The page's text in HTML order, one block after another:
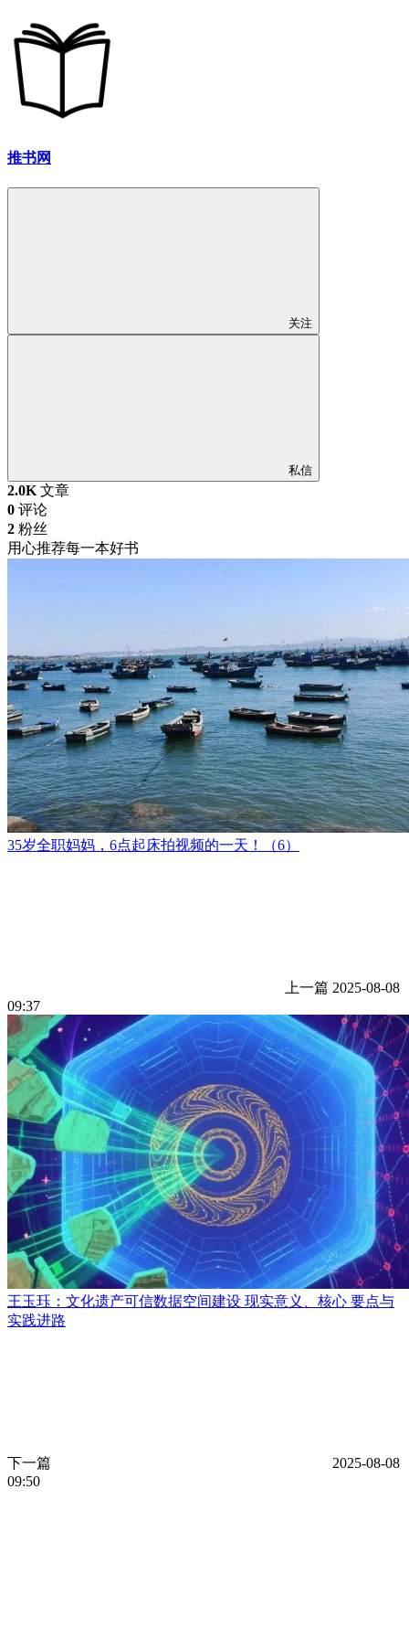
推书网
关注
私信
2.0K 文章
0 评论
2 粉丝
用心推荐每一本好书
35岁全职妈妈，6点起床拍视频的一天！（6）
上一篇 2025-08-08
09:37
王玉珏：文化遗产可信数据空间建设 现实意义、核心 要点与
实践进路
下一篇
2025-08-08
09:50